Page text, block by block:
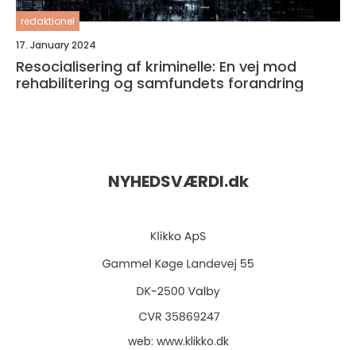
redaktionel
17. January 2024
Resocialisering af kriminelle: En vej mod
rehabilitering og samfundets forandring
NYHEDSVÆRDI.dk
web: www.klikko.dk